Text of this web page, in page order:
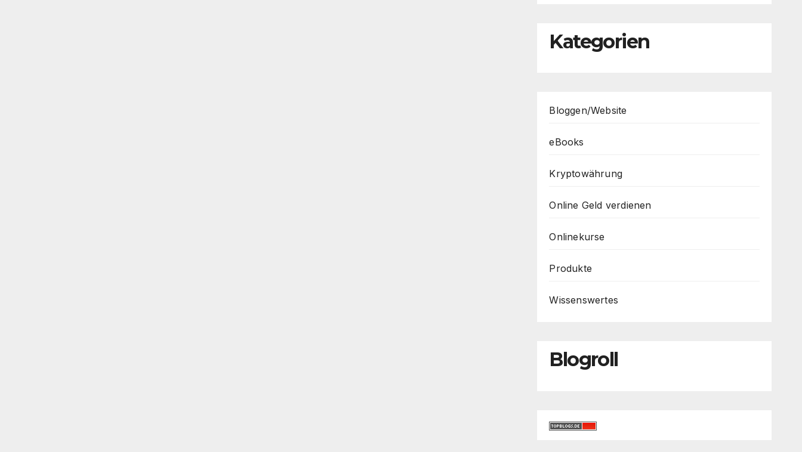
Kategorien
Bloggen/Website
eBooks
Kryptowährung
Online Geld verdienen
Onlinekurse
Produkte
Wissenswertes
Blogroll